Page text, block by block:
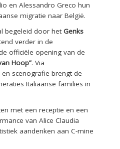
en Alessandro Greco hun
migratie naar België.
begeleid door hetGenks
verder in de
officiële opening van de
Hoop”. Via
scenografie brengt de
Italiaanse families in
met een receptie en een
van Alice Claudia
aandenken aan C-mine